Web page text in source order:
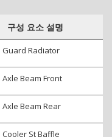
구성 요소 설명
Guard Radiator
Axle Beam Front
Axle Beam Rear
Cooler St Baffle